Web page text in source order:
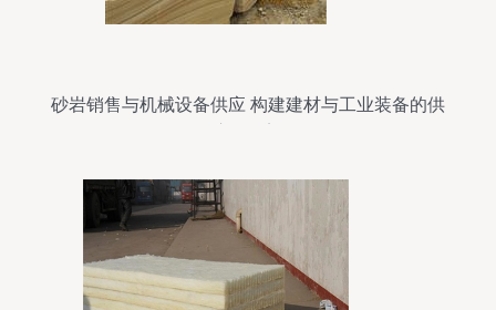
砂岩销售与机械设备供应 构建建材与工业装备的供